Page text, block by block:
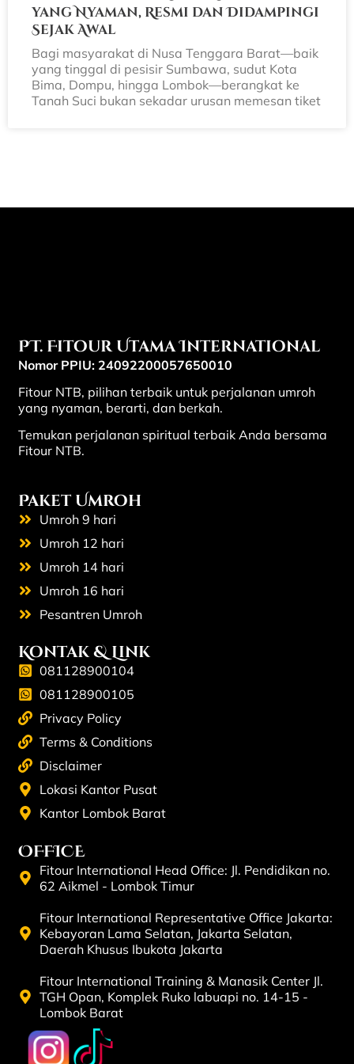
yang Nyaman, Resmi dan Didampingi
Sejak Awal
Bagi masyarakat di Nusa Tenggara Barat—baik
yang tinggal di pesisir Sumbawa, sudut Kota
Bima, Dompu, hingga Lombok—berangkat ke
Tanah Suci bukan sekadar urusan memesan tiket
PT. Fitour Utama International
Nomor PPIU: 24092200057650010
Fitour NTB, pilihan terbaik untuk perjalanan umroh
yang nyaman, berarti, dan berkah.
Temukan perjalanan spiritual terbaik Anda bersama
Fitour NTB.
Paket Umroh
Umroh 9 hari
Umroh 12 hari
Umroh 14 hari
Umroh 16 hari
Pesantren Umroh
Kontak & Link
081128900104
081128900105
Privacy Policy
Terms & Conditions
Disclaimer
Lokasi Kantor Pusat
Kantor Lombok Barat
OFFICE
Fitour International Head Office: Jl. Pendidikan no.
62 Aikmel - Lombok Timur
Fitour International Representative Office Jakarta:
Kebayoran Lama Selatan, Jakarta Selatan,
Daerah Khusus Ibukota Jakarta
Fitour International Training & Manasik Center Jl.
TGH Opan, Komplek Ruko labuapi no. 14-15 -
Lombok Barat